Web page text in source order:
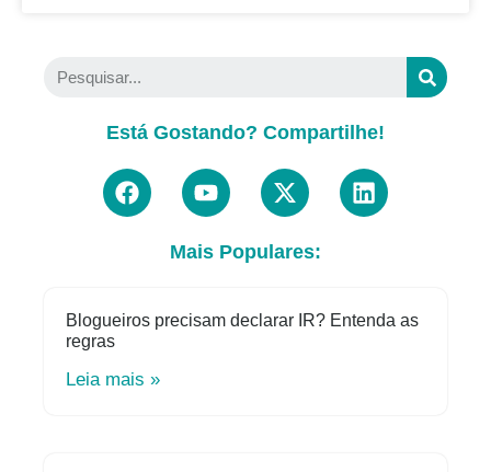
Está Gostando? Compartilhe!
Mais Populares:
Blogueiros precisam declarar IR? Entenda as
regras
Leia mais »